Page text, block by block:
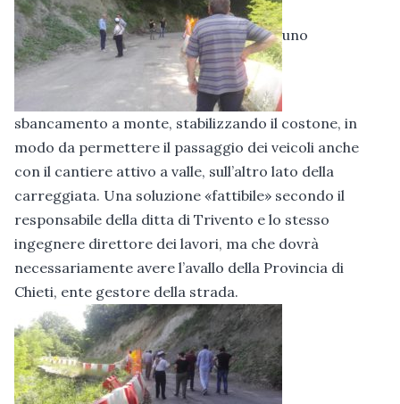
uno
sbancamento a monte, stabilizzando il costone, in
modo da permettere il passaggio dei veicoli anche
con il cantiere attivo a valle, sull’altro lato della
carreggiata. Una soluzione «fattibile» secondo il
responsabile della ditta di Trivento e lo stesso
ingegnere direttore dei lavori, ma che dovrà
necessariamente avere l’avallo della Provincia di
Chieti, ente gestore della strada.